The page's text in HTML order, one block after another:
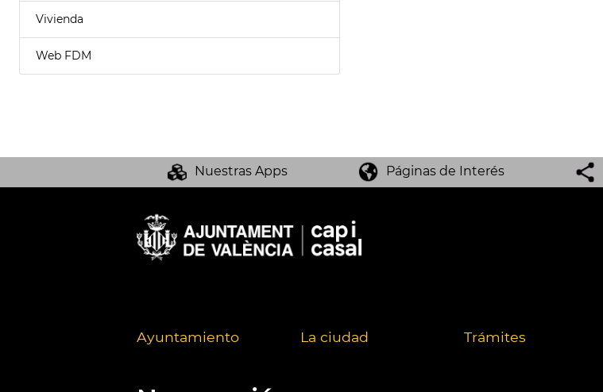
Vivienda
Web FDM
Nuestras Apps Páginas de Interés
Ayuntamiento La ciudad Trámites